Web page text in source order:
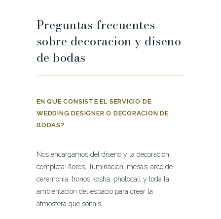
Preguntas frecuentes
sobre decoracion y diseno
de bodas
EN QUE CONSISTE EL SERVICIO DE
WEDDING DESIGNER O DECORACION DE
BODAS?
Nos encargamos del diseno y la decoracion
completa: flores, iluminacion, mesas, arco de
ceremonia, tronos kosha, photocall y toda la
ambientacion del espacio para crear la
atmosfera que sonais.